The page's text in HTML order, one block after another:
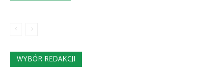
WYBÓR REDAKCJI